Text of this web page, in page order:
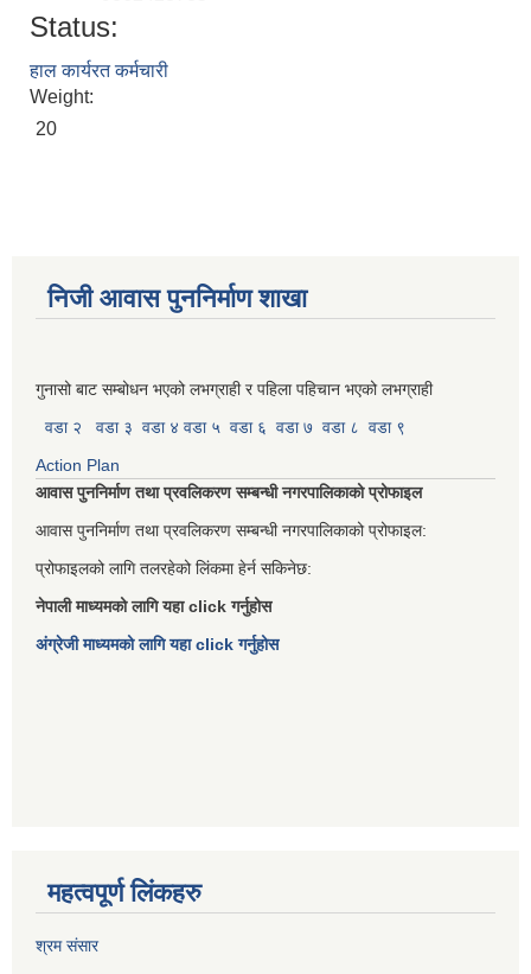
Status:
हाल कार्यरत कर्मचारी
Weight:
20
निजी आवास पुननिर्माण शाखा
गुनासो बाट सम्बोधन भएको लभग्राही र पहिला पहिचान भएको लभग्राही
वडा २
वडा ३ वडा ४ वडा ५ वडा ६ वडा ७ वडा ८ वडा ९
Action Plan
आवास पुननिर्माण तथा प्रवलिकरण सम्बन्धी नगरपालिकाको प्रोफाइल
आवास पुननिर्माण तथा प्रवलिकरण सम्बन्धी नगरपालिकाको प्रोफाइल:
प्रोफाइलको लागि तलरहेको लिंकमा हेर्न सकिनेछ:
नेपाली माध्यमको लागि यहा click गर्नुहोस
अंग्रेजी माध्यमको लागि यहा click गर्नुहोस
महत्वपूर्ण लिंकहरु
श्रम संसार